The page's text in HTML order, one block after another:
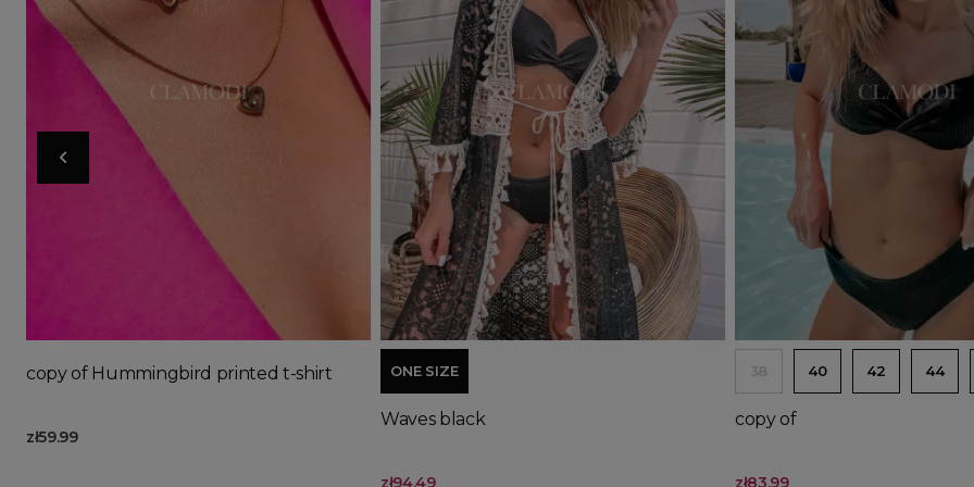
Add to basket
copy of Hummingbird printed t-shirt
zł59.99
Add to basket
ONE SIZE
Waves black
zł94.49
38 40 42 44
copy of
zł83.99